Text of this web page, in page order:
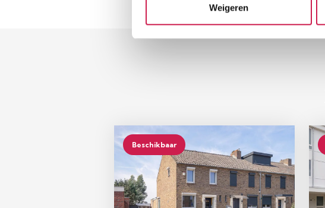
Weigeren
Beschikbaar